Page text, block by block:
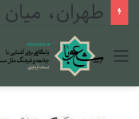
طهران،
منو